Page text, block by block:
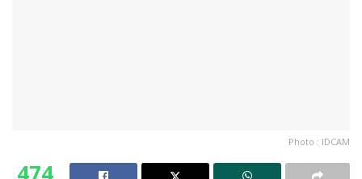
Photo : IDCAM